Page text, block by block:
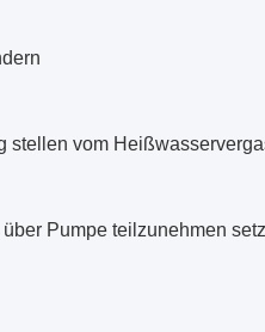
vom
Pumpe teilzunehmen